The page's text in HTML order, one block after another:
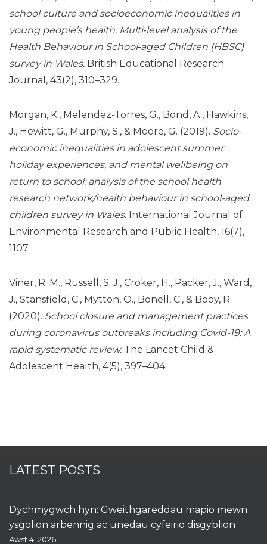
school culture and socioeconomic inequalities in
young people’s health: Multi‐level analysis of the
Health Behaviour in School‐aged Children (HBSC)
survey in Wales. British Educational Research
Journal, 43(2), 310–329.
Morgan, K., Melendez-Torres, G., Bond, A., Hawkins,
J., Hewitt, G., Murphy, S., & Moore, G. (2019). Socio-
economic inequalities in adolescent summer
holiday experiences, and mental wellbeing on
return to school: analysis of the school health
research network/health behaviour in school-aged
children survey in Wales. International Journal of
Environmental Research and Public Health, 16(7),
1107.
Viner, R. M., Russell, S. J., Croker, H., Packer, J., Ward,
J., Stansfield, C., Mytton, O., Bonell, C., & Booy, R.
(2020). School closure and management practices
during coronavirus outbreaks including Covid-19: A
rapid systematic review. The Lancet Child &
Adolescent Health, 4(5), 397–404.
LATEST POSTS
Dychmygwch hyn: Gweithgareddau mapio mewn
ysgolion arbennig ac unedau cyfeirio disgyblion
Awst 4, 2026